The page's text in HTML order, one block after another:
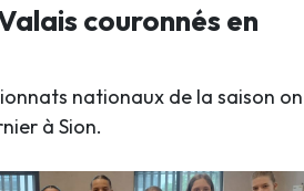
couronnés en
nationaux de la saison
à Sion.